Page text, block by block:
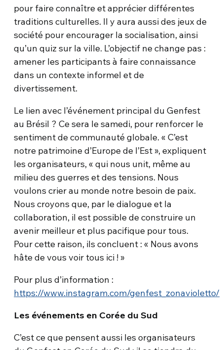
pour faire connaître et apprécier différentes
traditions culturelles. Il y aura aussi des jeux de
société pour encourager la socialisation, ainsi
qu’un quiz sur la ville. L’objectif ne change pas :
amener les participants à faire connaissance
dans un contexte informel et de
divertissement.
Le lien avec l’événement principal du Genfest
au Brésil ? Ce sera le samedi, pour renforcer le
sentiment de communauté globale. « C’est
notre patrimoine d’Europe de l’Est », expliquent
les organisateurs, « qui nous unit, même au
milieu des guerres et des tensions. Nous
voulons crier au monde notre besoin de paix.
Nous croyons que, par le dialogue et la
collaboration, il est possible de construire un
avenir meilleur et plus pacifique pour tous.
Pour cette raison, ils concluent : « Nous avons
hâte de vous voir tous ici ! »
Pour plus d’information :
https://www.instagram.com/genfest_zonavioletto/
Les événements en Corée du Sud
C’est ce que pensent aussi les organisateurs